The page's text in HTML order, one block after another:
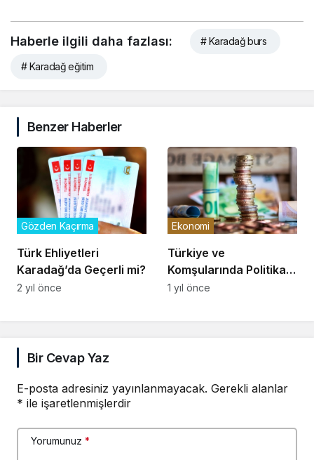
Haberle ilgili daha fazlası: # Karadağ burs
# Karadağ eğitim
Benzer Haberler
Türk Ehliyetleri
Karadağ’da Geçerli mi?
Gözden Kaçırma
2 yıl önce
Türkiye ve
Komşularında Politika
Faiz Oranları
Ekonomi
1 yıl önce
Bir Cevap Yaz
E-posta adresiniz yayınlanmayacak. Gerekli alanlar
* ile işaretlenmişlerdir
Yorumunuz *